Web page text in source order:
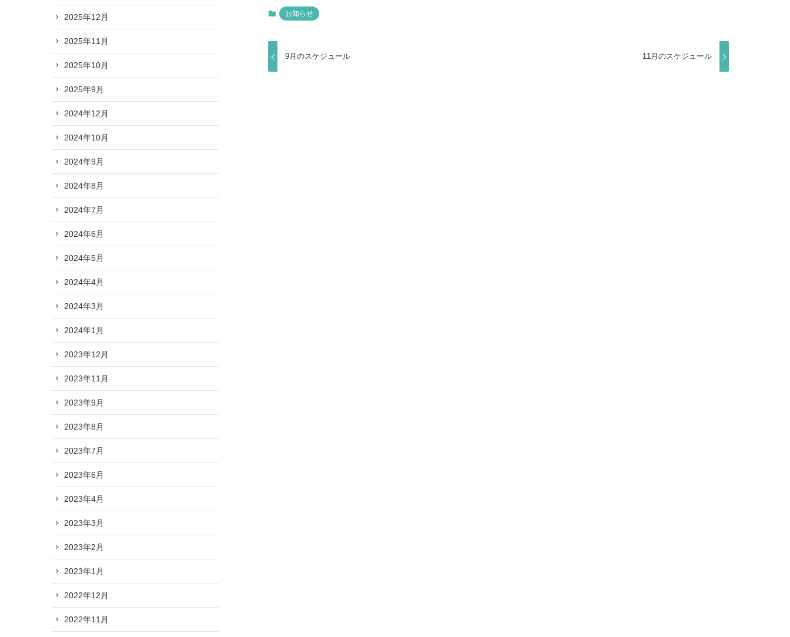
お知らせ
9月のスケジュール 11月のスケジュール
2025年12月
2025年11月
2025年10月
2025年9月
2024年12月
2024年10月
2024年9月
2024年8月
2024年7月
2024年6月
2024年5月
2024年4月
2024年3月
2024年1月
2023年12月
2023年11月
2023年9月
2023年8月
2023年7月
2023年6月
2023年4月
2023年3月
2023年2月
2023年1月
2022年12月
2022年11月